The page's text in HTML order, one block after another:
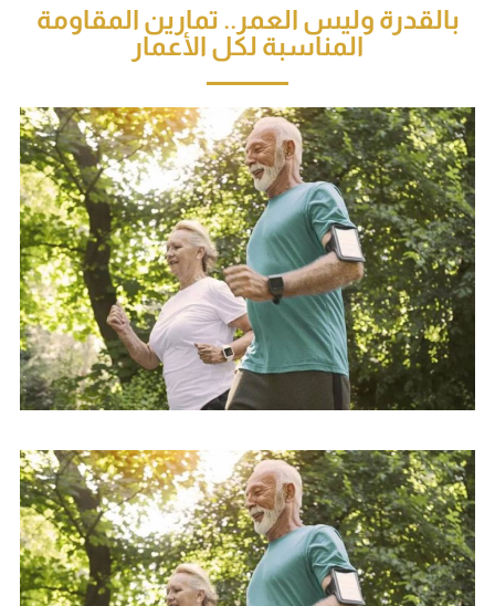
بالقدرة وليس العمر.. تمارين المقاومة
المناسبة لكل الأعمار